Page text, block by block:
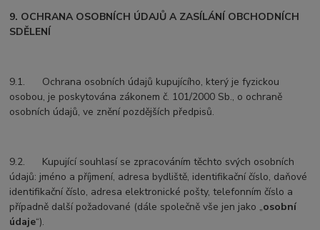
9. OCHRANA OSOBNÍCH ÚDAJŮ A ZASÍLÁNÍ OBCHODNÍCH
SDĚLENÍ
9.1. Ochrana osobních údajů kupujícího, který je fyzickou
osobou, je poskytována zákonem č. 101/2000 Sb., o ochraně
osobních údajů, ve znění pozdějších předpisů.
9.2. Kupující souhlasí se zpracováním těchto svých osobních
údajů: jméno a příjmení, adresa bydliště, identifikační číslo, daňové
identifikační číslo, adresa elektronické pošty, telefonním číslo a
případně další požadované (dále společně vše jen jako „osobní
údaje“).